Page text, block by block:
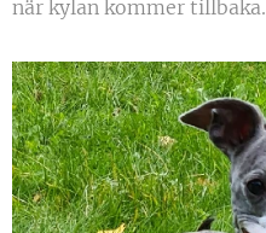
när kylan kommer tillbaka.